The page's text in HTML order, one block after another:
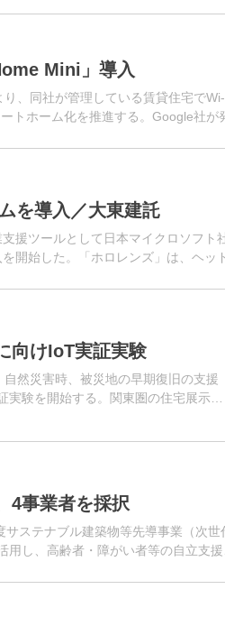
Mini」導入
、同社が管理している賃貸住宅で
トホーム化を推進する。Google社が
を導入／大東建託
援ツールとして日本マイクロソフト
開始した。「ホロレンズ」は、ヘッ
向けIoT実証実験
然災害時、被災地の早期復旧の支援
験を開始する。関東圏の住宅展示場
4事業者を採択
ステナブル建築物等先導事業（次
し、高齢者・障がい者等の自立支援